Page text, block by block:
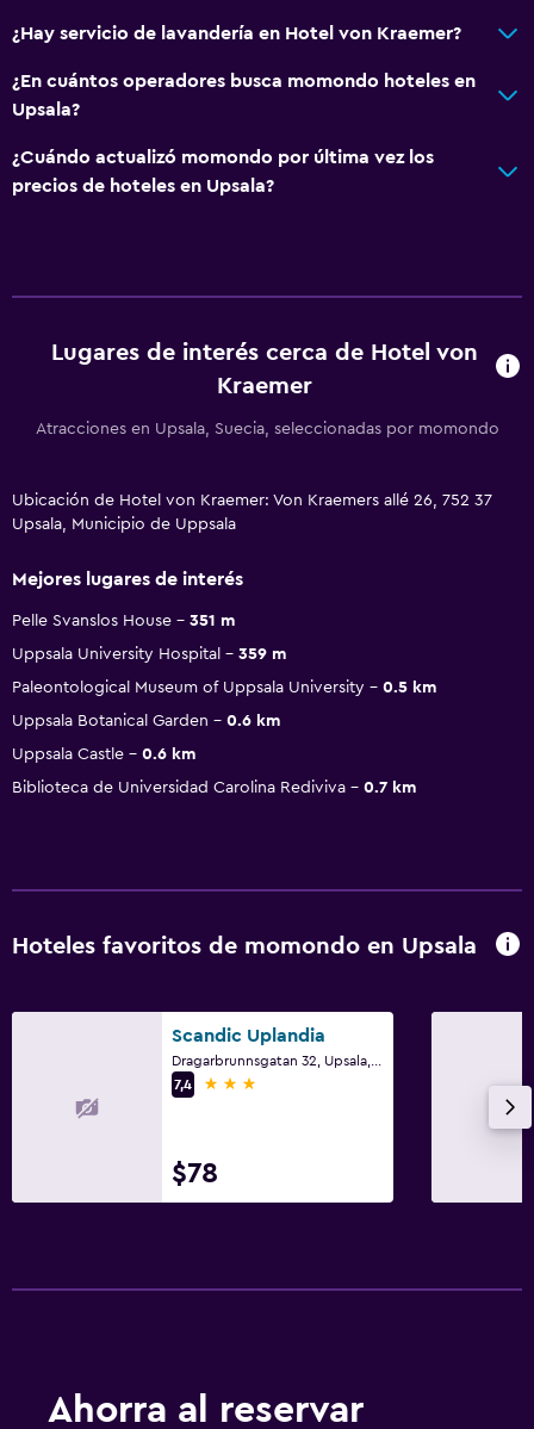
¿Hay servicio de lavandería en Hotel von Kraemer?
¿En cuántos operadores busca momondo hoteles en
Upsala?
¿Cuándo actualizó momondo por última vez los
precios de hoteles en Upsala?
Lugares de interés cerca de Hotel von
Kraemer
Atracciones en Upsala, Suecia, seleccionadas por momondo
Ubicación de Hotel von Kraemer: Von Kraemers allé 26, 752 37
Upsala, Municipio de Uppsala
Mejores lugares de interés
Pelle Svanslos House
351 m
Uppsala University Hospital
359 m
Paleontological Museum of Uppsala University
0.5 km
Uppsala Botanical Garden
0.6 km
Uppsala Castle
0.6 km
Biblioteca de Universidad Carolina Rediviva
0.7 km
Hoteles favoritos de momondo en Upsala
Scandic Uplandia
7,4
3 estrellas
$78
Ahorra al reservar